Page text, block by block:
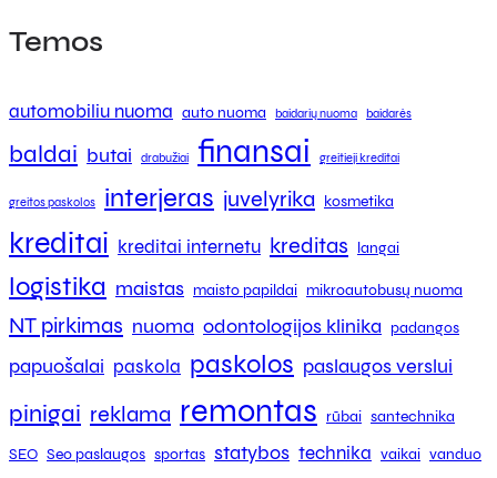
Temos
automobiliu nuoma auto nuoma baidarių nuoma baidarės
baldai butai drabužiai finansai greitieji kreditai
greitos paskolos interjeras juvelyrika kosmetika
kreditai kreditai internetu kreditas langai
logistika maistas maisto papildai mikroautobusų nuoma
NT pirkimas nuoma odontologijos klinika padangos
papuošalai paskola paskolos paslaugos verslui
pinigai reklama remontas rūbai santechnika
SEO Seo paslaugos sportas statybos technika vaikai vanduo